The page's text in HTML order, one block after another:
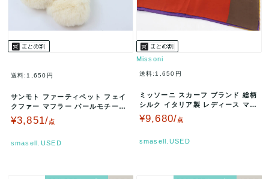
送料:1,650円
サンモト ファーティペット フェイ
クファー マフラー パールモチーフ
未使用 ブランド レディース …
¥3,851/点
smasell.USED
Missoni
送料:1,650円
ミッソーニ スカーフ ブランド 総柄
シルク イタリア製 レディース マル
チカラー Missoni …
¥9,680/点
smasell.USED